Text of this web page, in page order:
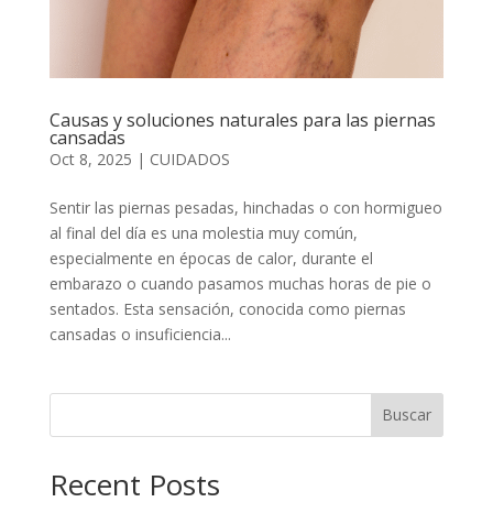
Causas y soluciones naturales para las piernas
cansadas
Oct 8, 2025 | CUIDADOS
Sentir las piernas pesadas, hinchadas o con hormigueo
al final del día es una molestia muy común,
especialmente en épocas de calor, durante el
embarazo o cuando pasamos muchas horas de pie o
sentados. Esta sensación, conocida como piernas
cansadas o insuficiencia...
Buscar
Recent Posts